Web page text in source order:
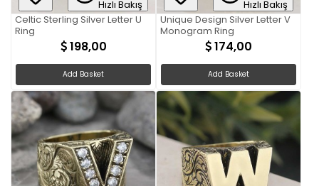
Hızlı Bakış
Celtic Sterling Silver Letter U
Ring
198,00
Add Basket
Hızlı Bakış
Unique Design Silver Letter V
Monogram Ring
174,00
Add Basket